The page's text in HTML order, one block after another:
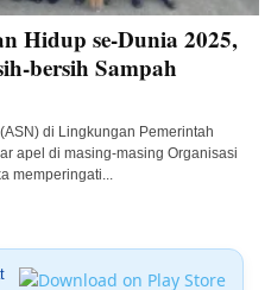
Hidup se-Dunia 2025,
bersih Sampah
di Lingkungan Pemerintah
apel di masing-masing Organisasi
memperingati...